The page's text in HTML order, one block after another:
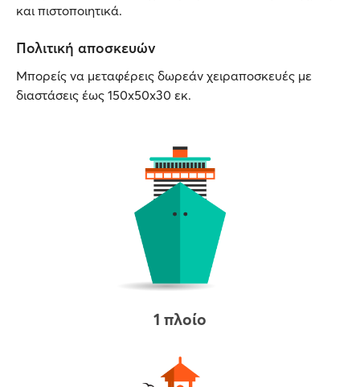
και πιστοποιητικά.
Πολιτική αποσκευών
Μπορείς να μεταφέρεις δωρεάν χειραποσκευές με
διαστάσεις έως 150x50x30 εκ.
1 πλοίο